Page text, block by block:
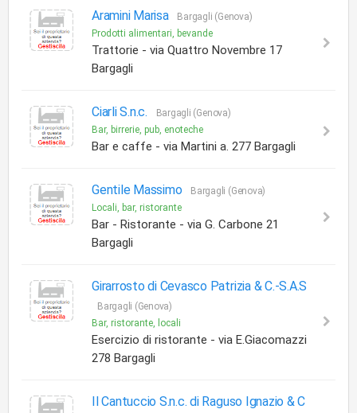
Aramini Marisa
Bargagli (Genova)
Prodotti alimentari, bevande
Trattorie - via Quattro Novembre 17
Bargagli
Ciarli S.n.c.
Bargagli (Genova)
Bar, birrerie, pub, enoteche
Bar e caffe - via Martini a. 277 Bargagli
Gentile Massimo
Bargagli (Genova)
Locali, bar, ristorante
Bar - Ristorante - via G. Carbone 21
Bargagli
Girarrosto di Cevasco Patrizia & C.-S.A.S
Bargagli (Genova)
Bar, ristorante, locali
Esercizio di ristorante - via E.Giacomazzi
278 Bargagli
Il Cantuccio S.n.c. di Raguso Ignazio & C